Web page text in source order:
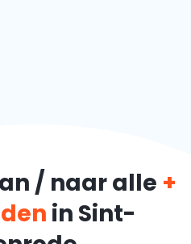
/ naar alle +
in Sint-